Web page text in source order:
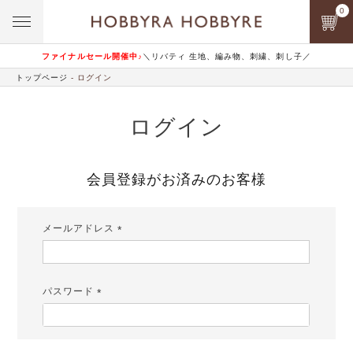
ファイナルセール開催中♪ ＼リバティ 生地、編み物、刺繍、刺し子／
0
トップページ ログイン
ログイン
会員登録がお済みのお客様
メールアドレス
パスワード